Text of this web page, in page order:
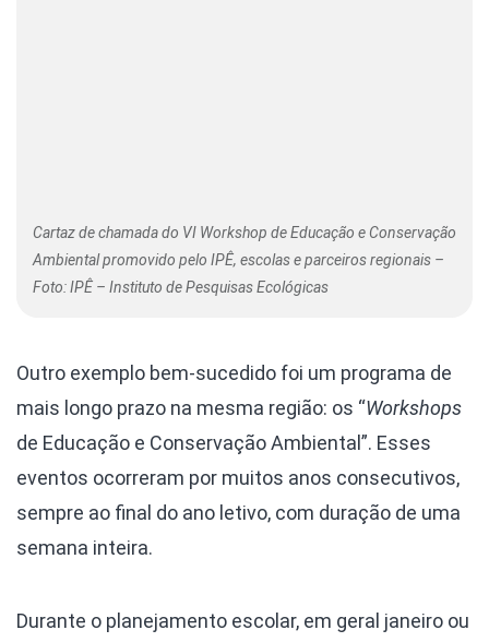
Cartaz de chamada do VI Workshop de Educação e Conservação
Ambiental promovido pelo IPÊ, escolas e parceiros regionais –
Foto: IPÊ – Instituto de Pesquisas Ecológicas
Outro exemplo bem-sucedido foi um programa de
mais longo prazo na mesma região: os “Workshops
de Educação e Conservação Ambiental”. Esses
eventos ocorreram por muitos anos consecutivos,
sempre ao final do ano letivo, com duração de uma
semana inteira.
Durante o planejamento escolar, em geral janeiro ou